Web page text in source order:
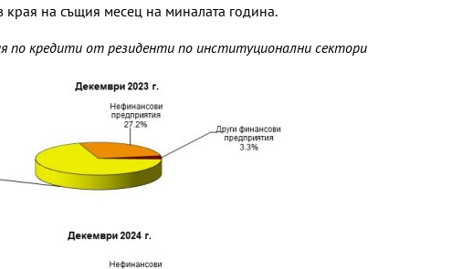
края на същия месец на миналата година.
по кредити от резиденти по институционални сектори